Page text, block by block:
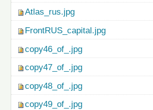
Atlas_rus.jpg
FrontRUS_capital.jpg
copy46_of_.jpg
copy47_of_.jpg
copy48_of_.jpg
copy49_of_.jpg